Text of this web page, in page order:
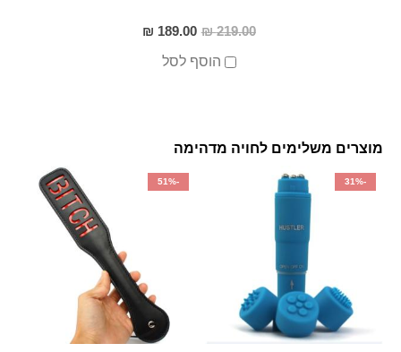
219.00 ₪
מחיר
מבצע
189.00 ₪
הוסף לסל
מוצרים משלימים לחויה מדהימה
-31%
-51%